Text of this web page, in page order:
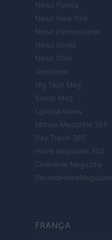
Newz Florida
Newz New York
Newz Pennsylvania
Newz Illinois
Newz Ohio
Gameland
Hig Tech Mag
Scoop Mag
Lgbtqia News
Motors Magazine 365
Day Travel 365
Home Magazine 365
Cineverse Magazine
SecondHomeMagazine
FRANÇA